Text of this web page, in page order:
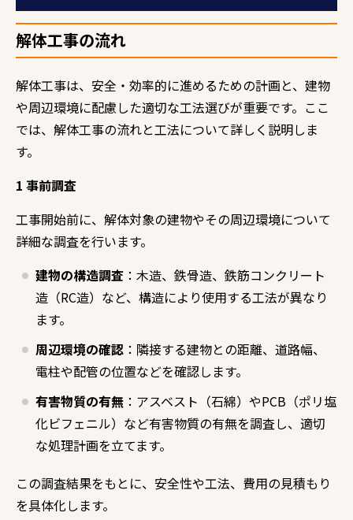
解体工事の流れ
解体工事は、安全・効率的に進めるための計画と、建物
や周辺環境に配慮した適切な工法選びが重要です。ここ
では、解体工事の流れと工法について詳しく説明しま
す。
1 事前調査
工事開始前に、解体対象の建物やその周辺環境について
詳細な調査を行います。
建物の構造調査 ：木造、鉄骨造、鉄筋コンクリート
造（RC造）など、構造により使用する工法が異なり
ます。
周辺環境の確認 ：隣接する建物との距離、道路幅、
電柱や配管の位置などを確認します。
有害物質の有無 ：アスベスト（石綿）やPCB （ポリ塩
化ビフェニル）など有害物質の有無を調査し、適切
な処理計画を立てます。
この調査結果をもとに、安全性や工法、費用の見積もり
を具体化します。